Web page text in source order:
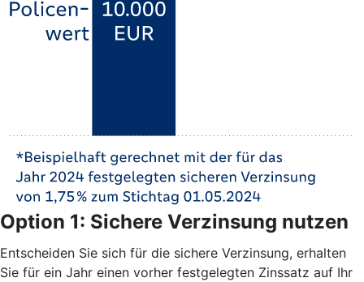
Option 1: Sichere Verzinsung nutzen
Entscheiden Sie sich für die sichere Verzinsung, erhalten
Sie für ein Jahr einen vorher festgelegten Zinssatz auf Ihr